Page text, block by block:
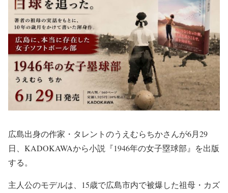
広島出身の作家・タレントのうえむらちかさんが6月29
日、KADOKAWAから小説『1946年の女子塁球部』を出版
する。
主人公のモデルは、15歳で広島市内で被爆した祖母・カズ